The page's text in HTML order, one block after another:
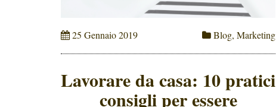
25 Gennaio 2019 Blog, Marketing
Lavorare da casa: 10 pratici
consigli per essere